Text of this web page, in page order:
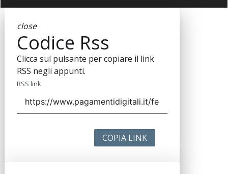
close
Codice Rss
Clicca sul pulsante per copiare il link
RSS negli appunti.
RSS link
COPIA LINK